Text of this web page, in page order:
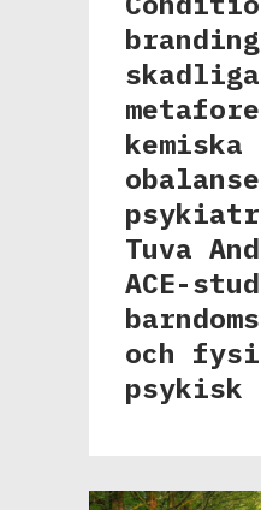
skadliga
kemiska
Tuva
ACE-
och
psykisk